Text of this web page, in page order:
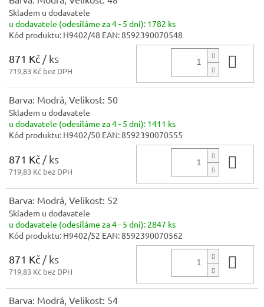
Skladem u dodavatele
u dodavatele (odesíláme za 4 - 5 dní): 1782 ks
Kód produktu: H9402/48 EAN:8592390070548
871 Kč / ks
719,83 Kč bez DPH
Barva: Modrá, Velikost: 50
Skladem u dodavatele
u dodavatele (odesíláme za 4 - 5 dní): 1411 ks
Kód produktu: H9402/50 EAN:8592390070555
871 Kč / ks
719,83 Kč bez DPH
Barva: Modrá, Velikost: 52
Skladem u dodavatele
u dodavatele (odesíláme za 4 - 5 dní): 2847 ks
Kód produktu: H9402/52 EAN:8592390070562
871 Kč / ks
719,83 Kč bez DPH
Barva: Modrá, Velikost: 54